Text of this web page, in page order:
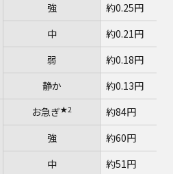
強
約0.25円
中
約0.21円
弱
約0.18円
静か
約0.13円
お急ぎ★2
約84円
強
約60円
中
約51円